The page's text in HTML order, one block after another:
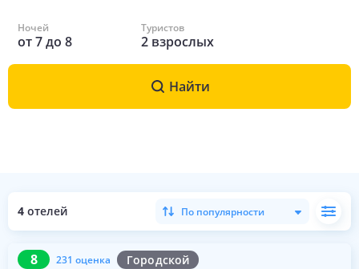
Ночей
от7до 8
Туристов
2 взрослых
Найти
4 отелей По популярности
8 231 оценка Городской
8 231 оценка